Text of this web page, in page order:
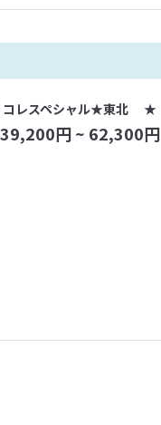
コレスペシャル★東北 ★
39,200円 ~ 62,300円